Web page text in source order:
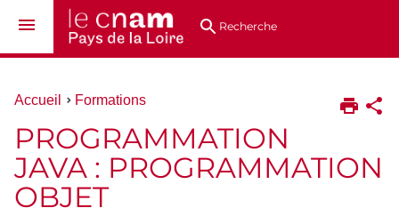
au
directsRecherche
Vous
ici :
Accueil Formations
PROGRAMMATION
JAVA : PROGRAMMATION
OBJET